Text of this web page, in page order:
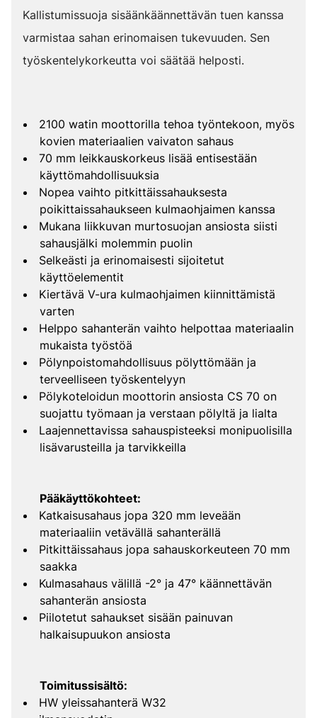
Kallistumissuoja sisäänkäännettävän tuen kanssa
varmistaa sahan erinomaisen tukevuuden. Sen
työskentelykorkeutta voi säätää helposti.
2100 watin moottorilla tehoa työntekoon, myös
kovien materiaalien vaivaton sahaus
70 mm leikkauskorkeus lisää entisestään
käyttömahdollisuuksia
Nopea vaihto pitkittäissahauksesta
poikittaissahaukseen kulmaohjaimen kanssa
Mukana liikkuvan murtosuojan ansiosta siisti
sahausjälki molemmin puolin
Selkeästi ja erinomaisesti sijoitetut
käyttöelementit
Kiertävä V-ura kulmaohjaimen kiinnittämistä
varten
Helppo sahanterän vaihto helpottaa materiaalin
mukaista työstöä
Pölynpoistomahdollisuus pölyttömään ja
terveelliseen työskentelyyn
Pölykoteloidun moottorin ansiosta CS 70 on
suojattu työmaan ja verstaan pölyltä ja lialta
Laajennettavissa sahauspisteeksi monipuolisilla
lisävarusteilla ja tarvikkeilla
Pääkäyttökohteet:
Katkaisusahaus jopa 320 mm leveään
materiaaliin vetävällä sahanterällä
Pitkittäissahaus jopa sahauskorkeuteen 70 mm
saakka
Kulmasahaus välillä -2° ja 47° käännettävän
sahanterän ansiosta
Piilotetut sahaukset sisään painuvan
halkaisupuukon ansiosta
Toimitussisältö:
HW yleissahanterä W32